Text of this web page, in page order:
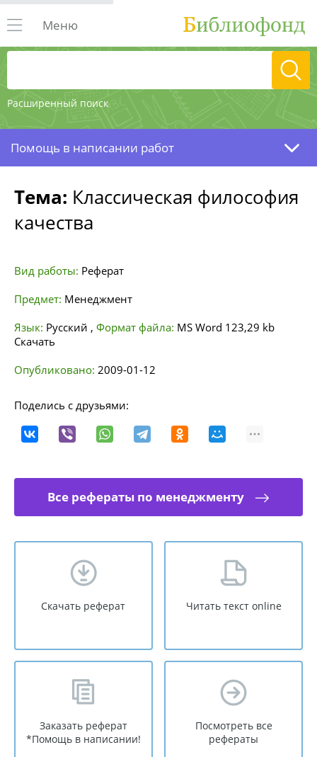
Расширенный поиск
Меню
Помощь в написании работ
Тема: Классическая философия
качества
Вид работы: Реферат
Предмет: Менеджмент
Язык: Русский , Формат файла: MS Word 123,29 kb
Скачать
Опубликовано: 2009-01-12
Поделись с друзьями:
Все рефераты по менеджменту
Скачать реферат Читать текст online
Заказать реферат
*Помощь в написании!
Посмотреть все
рефераты